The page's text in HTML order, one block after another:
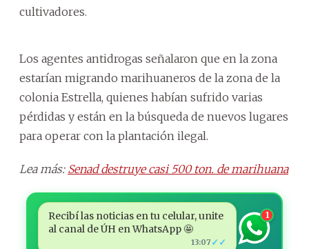
cultivadores.
Los agentes antidrogas señalaron que en la zona
estarían migrando marihuaneros de la zona de la
colonia Estrella, quienes habían sufrido varias
pérdidas y están en la búsqueda de nuevos lugares
para operar con la plantación ilegal.
Lea más: Senad destruye casi 500 ton. de marihuana
Recibí las noticias en tu celular, unite
al canal de ÚH en WhatsApp 🤩
13:07 ✓✓
1